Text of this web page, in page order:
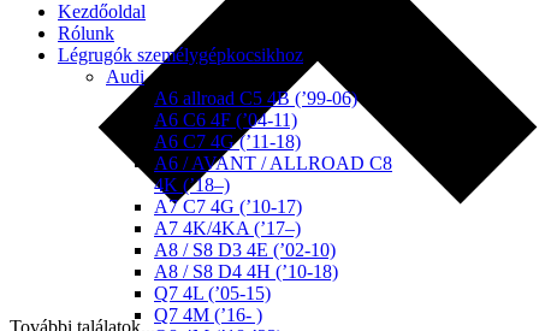
További találatok...
Kezdőoldal
Rólunk
Légrugók személygépkocsikhoz
Audi
A6 allroad C5 4B (’99-06)
A6 C6 4F (’04-11)
A6 C7 4G (’11-18)
A6 / AVANT / ALLROAD C8
4K (’18–)
A7 C7 4G (’10-17)
A7 4K/4KA (’17–)
A8 / S8 D3 4E (’02-10)
A8 / S8 D4 4H (’10-18)
Q7 4L (’05-15)
Q7 4M (’16- )